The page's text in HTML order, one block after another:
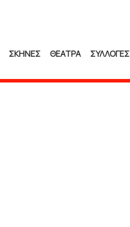
ΣΚΗΝΕΣ ΘΕΑΤΡΑ ΣΥΛΛΟΓΈΣ